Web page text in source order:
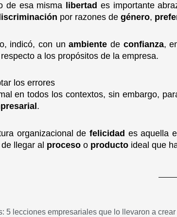
de esa misma libertad es importante
por razones de género,
indicó, con unambientede confianza,
respecto a los propósitos de la empresa.
los errores
en todos los contextos, sin embargo,
.
organizacional de felicidad es aquella
llegar al proceso o producto ideal que
5 lecciones empresariales que lo llevaron a crear